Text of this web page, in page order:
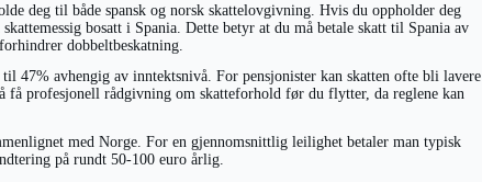
deg til både spansk og norsk skattelovgivning. Hvis du oppholder deg
bosatt i Spania. Dette betyr at du må betale skatt til Spania av
dobbeltbeskatning.
47% avhengig av inntektsnivå. For pensjonister kan skatten ofte bli lavere
profesjonell rådgivning om skatteforhold før du flytter, da reglene kan
med Norge. For en gjennomsnittlig leilighet betaler man typisk
på rundt 50-100 euro årlig.